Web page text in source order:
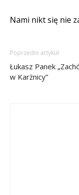
Nami nikt się nie
Poprzedni artykuł
Łukasz Panek
w Karżnicy”